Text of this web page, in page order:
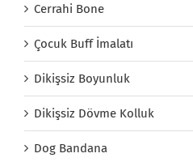
Cerrahi Bone
Çocuk Buff İmalatı
Dikişsiz Boyunluk
Dikişsiz Dövme Kolluk
Dog Bandana